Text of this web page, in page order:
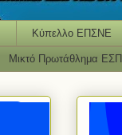
Κύπελλο ΕΠΣΝΕ
Μικτό Πρωτάθλημα